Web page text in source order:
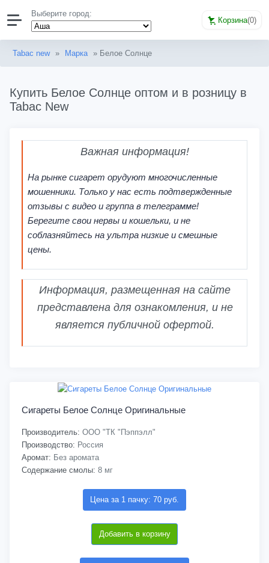
Выберите город:
Корзина(0)
Tabac new » Марка » Белое Солнце
Купить Белое Солнце оптом и в розницу в
Tabac New
Важная информация!
На рынке сигарет орудуют многочисленные
мошенники. Только у нас есть подтвержденные
отзывы с видео и группа в телеграмме!
Берегите свои нервы и кошельки, и не
соблазняйтесь на ультра низкие и смешные
цены.
Информация, размещенная на сайте
представлена для ознакомления, и не
является публичной офертой.
Сигареты Белое Солнце Оригинальные
Производитель: ООО "ТК "Пэппэлл"
Производство: Россия
Аромат: Без аромата
Содержание смолы: 8 мг
Цена за 1 пачку: 70 руб.
Добавить в корзину